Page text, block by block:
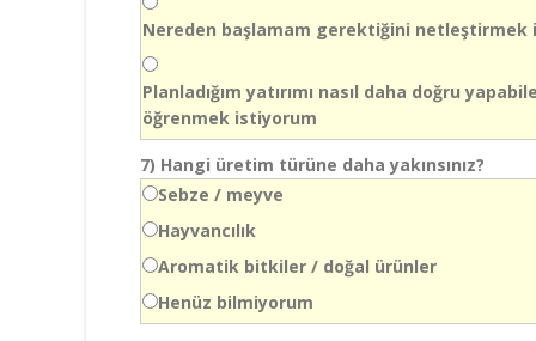
Nereden başlamam gerektiğini netleştirmek
Planladığım yatırımı nasıl daha doğru
öğrenmek istiyorum
7) Hangi üretim türüne daha yakınsınız?
Sebze / meyve
Hayvancılık
Aromatik bitkiler / doğal ürünler
Henüz bilmiyorum